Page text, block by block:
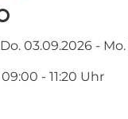
Do.03.09.2026 - Mo.
09:00 - 11:20 Uhr